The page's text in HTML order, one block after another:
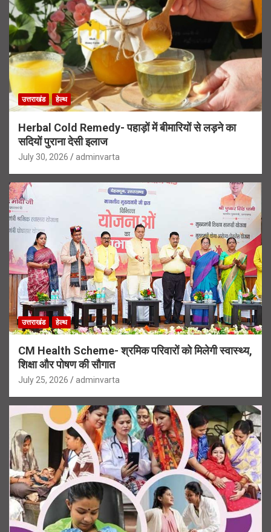
उत्तराखंड हेल्थ
Herbal Cold Remedy- पहाड़ों में बीमारियों से लड़ने का
सदियों पुराना देसी इलाज
July 30, 2026 adminvarta
उत्तराखंड हेल्थ
CM Health Scheme- श्रमिक परिवारों को मिलेगी स्वास्थ्य,
शिक्षा और पोषण की सौगात
July 25, 2026 adminvarta